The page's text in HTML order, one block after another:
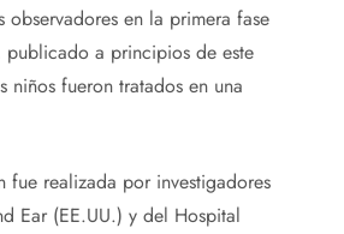
observadores en la primera fase
publicado a principios de este
niños fueron tratados en una
fue realizada por investigadores
Ear (EE.UU.) y del Hospital